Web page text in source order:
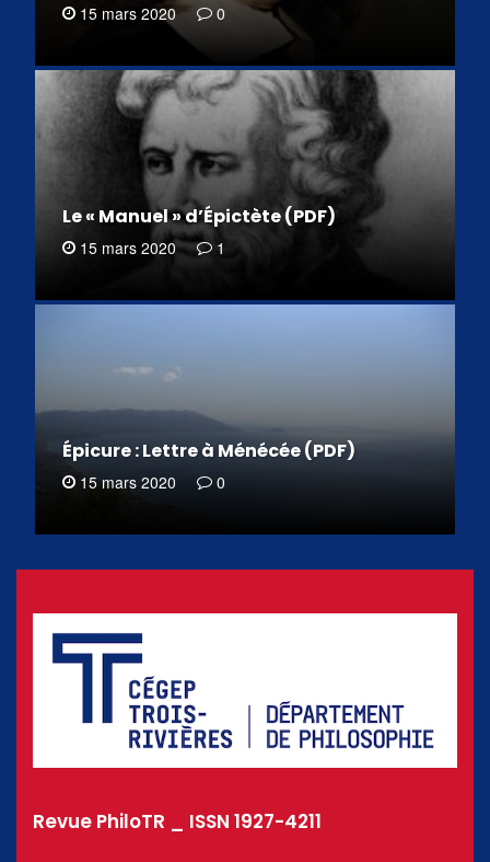
15 mars 2020 0
Le « Manuel » d’Épictète (PDF)
15 mars 2020 1
Épicure : Lettre à Ménécée (PDF)
15 mars 2020 0
Revue PhiloTR _ ISSN 1927-4211